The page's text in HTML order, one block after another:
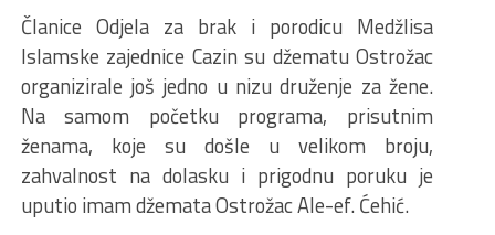
Članice Odjela za brak i porodicu Medžlisa
Islamske zajednice Cazin su džematu Ostrožac
organizirale još jedno u nizu druženje za žene.
Na samom početku programa, prisutnim
ženama, koje su došle u velikom broju,
zahvalnost na dolasku i prigodnu poruku je
uputio imam džemata Ostrožac Ale-ef. Ćehić.